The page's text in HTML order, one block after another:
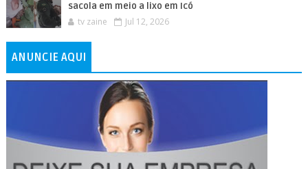
sacola em meio a lixo em Icó
tv zaine Jul 12, 2026
ANUNCIE AQUI